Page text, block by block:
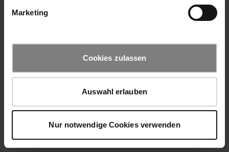
Marketing
Cookies zulassen
Auswahl erlauben
Nur notwendige Cookies verwenden